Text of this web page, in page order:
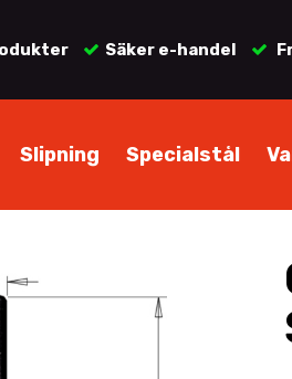
Säker e-handel
Slipning Specialstål